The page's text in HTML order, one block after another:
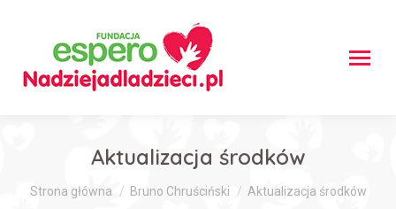
Aktualizacja środków
Jesteś tutaj:
Strona główna Bruno Chruściński Aktualizacja środków